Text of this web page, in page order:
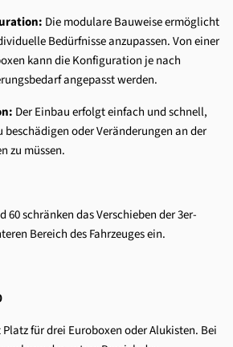
Die modulare Bauweise ermöglicht
Bedürfnisse anzupassen. Von einer
kann die Konfiguration je nach
angepasst werden.
Der Einbau erfolgt einfach und schnell,
beschädigen oder Veränderungen an der
zu müssen.
60 schränken das Verschieben der 3er-
Bereich des Fahrzeuges ein.
für drei Euroboxen oder Alukisten. Bei